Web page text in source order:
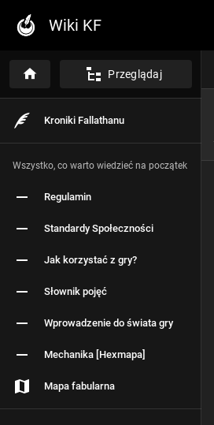
Wiki KF
Przeglądaj
Kroniki Fallathanu
Wszystko, co warto wiedzieć na początek
Regulamin
Standardy Społeczności
Jak korzystać z gry?
Słownik pojęć
Wprowadzenie do świata gry
Mechanika [Hexmapa]
Mapa fabularna